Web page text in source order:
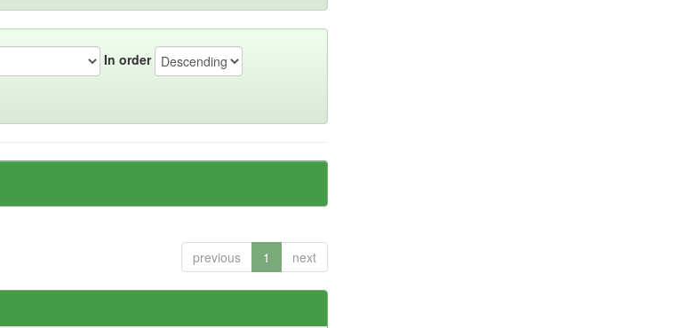
In order
previous 1 next